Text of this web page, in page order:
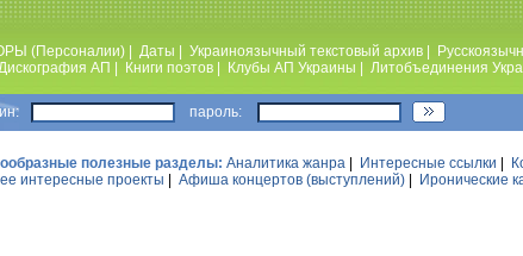
(Персоналии) Даты Украиноязычный текстовый архив
АП Книги поэтов Клубы АП Украины Литобъединения
пароль:
полезные разделы: Аналитика жанра Интересные ссылки
интересные проекты Афиша концертов (выступлений) Иронические